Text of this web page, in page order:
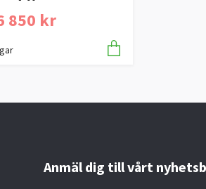
850 kr
Anmäl dig till vårt